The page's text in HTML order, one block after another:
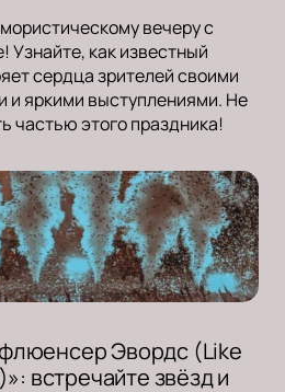
вечеру с
Узнайте, как известный
сердца зрителей своими
и яркими выступлениями. Не
частью этого праздника!
Эвордс (Like
встречайте звёзд и